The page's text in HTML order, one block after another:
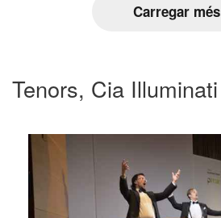
Carregar més
Tenors, Cia Illuminati